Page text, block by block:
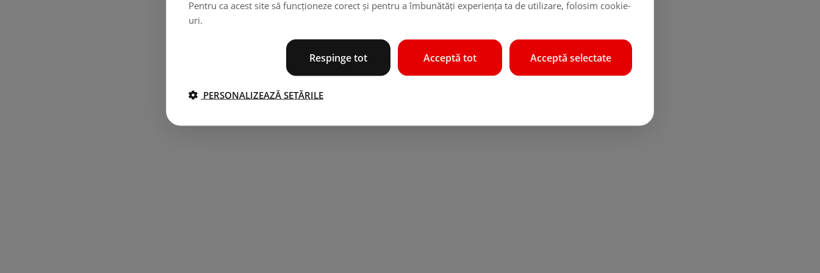
Pentru ca acest site să funcționeze corect și pentru a îmbunătăți experiența ta de utilizare, folosim cookie-
uri.
Acceptă selectate
Acceptă tot
Respinge tot
PERSONALIZEAZĂ SETĂRILE